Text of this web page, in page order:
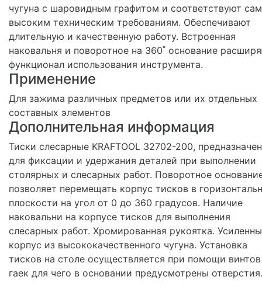
чугуна с шаровидным графитом и соответствуют
высоким техническим требованиям. Обеспечивают
длительную и качественную работу. Встроенная
наковальня и поворотное на 360˚ основание
функционал использования инструмента.
Применение
Для зажима различных предметов или их отдельных
составных элементов
Дополнительная информация
Тиски слесарные KRAFTOOL 32702-200,
для фиксации и удержания деталей при выполнении
столярных и слесарных работ. Поворотное
позволяет перемещать корпус тисков в
плоскости на угол от 0 до 360 градусов. Наличие
наковальни на корпусе тисков для выполнения
слесарных работ. Хромированная рукоятка.
корпус из высококачественного чугуна. Установка
тисков на столе осуществляется при помощи
гаек для чего в основании предусмотрены отверстия.